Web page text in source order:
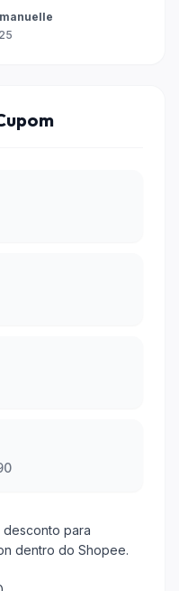
desconto para
dentro do Shopee.